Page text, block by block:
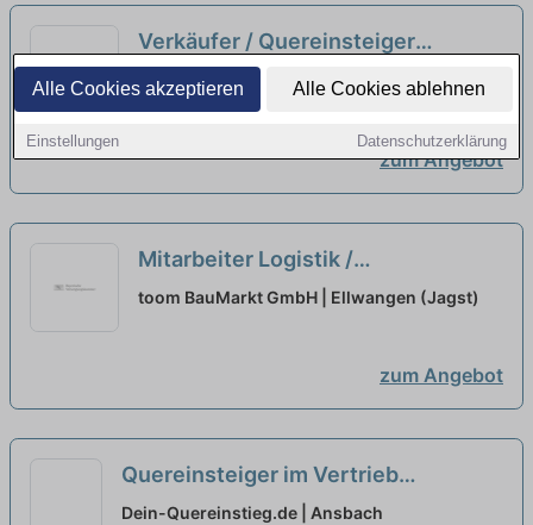
Alle Cookies akzeptieren Alle Cookies ablehnen
Einstellungen Datenschutzerklärung
Verkäufer / Quereinsteiger
Bedientheke / Metzgerei (m/w/d)
neu
Heiko Schnell Inh. Anja Schnell e.K. |
Ellwangen (Jagst)
zum Angebot
Mitarbeiter Logistik /
Warenannahme - auch
toom BauMarkt GmbH | Ellwangen (Jagst)
zum Angebot
Quereinsteiger im Vertrieb
(Außendienst) (m/w/d) neu
Dein-Quereinstieg.de | Ansbach